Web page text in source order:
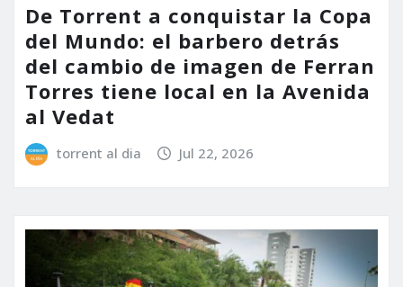
De Torrent a conquistar la Copa
del Mundo: el barbero detrás
del cambio de imagen de Ferran
Torres tiene local en la Avenida
al Vedat
torrent al dia Jul 22, 2026